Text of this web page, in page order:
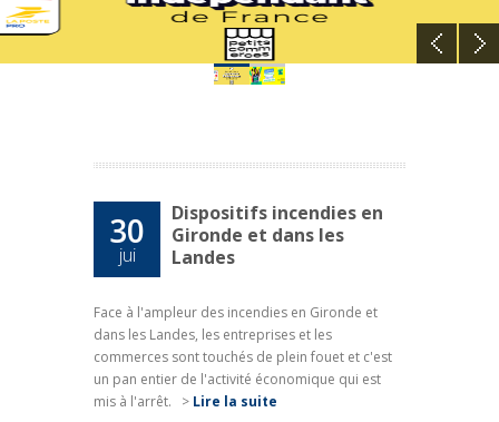
30
jui
Dispositifs incendies en
Gironde et dans les
Landes
Face à l'ampleur des incendies en Gironde et
dans les Landes, les entreprises et les
commerces sont touchés de plein fouet et c'est
un pan entier de l'activité économique qui est
mis à l'arrêt.
> Lire la suite